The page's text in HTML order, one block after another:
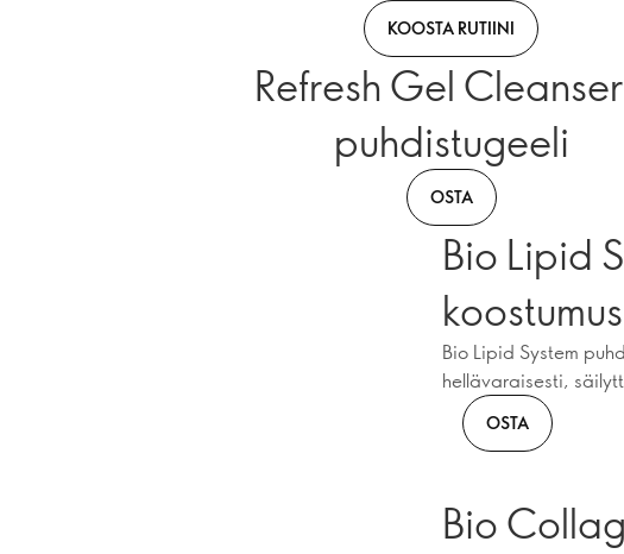
KOOSTA RUTIINI
Refresh Gel
puhdistugeeli
OSTA
Bio Lipid
koostumus
Bio Lipid System
hellävaraisesti,
OSTA
Bio